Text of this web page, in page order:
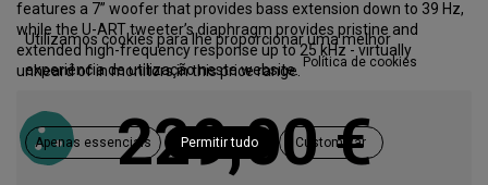
features a 7” woofer that provides bass extension down to 39 Hz,
while the U-ART tweeter’s diaphragm provides pristine and
extended high-frequency response up to 25 kHz - virtually
unheard of in monitors in this price range.
229,00€
Utilizamos cookies para lhe proporcionar uma melhor
experiência de utilização neste website. Política de cookies
Apenas essenciais Permitir tudo Customizar